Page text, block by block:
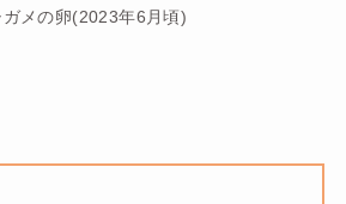
ガメの卵(2023年6月頃)